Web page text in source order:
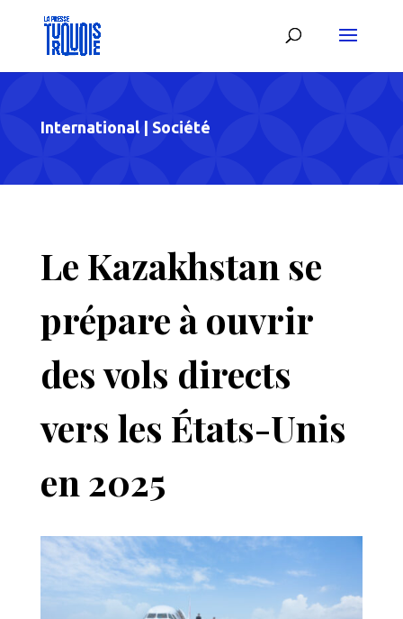
International| Société
Le Kazakhstan se
prépare à ouvrir
des vols directs
vers les États-Unis
en 2025